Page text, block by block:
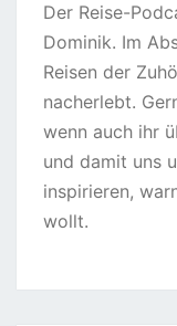
Der Reise-
Dominik. Im
Reisen der
nacherlebt.
wenn auch ihr
und damit uns
inspirieren,
wollt.